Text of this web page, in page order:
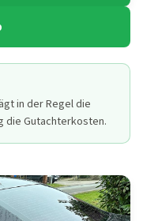
in der Regel die
die Gutachterkosten.